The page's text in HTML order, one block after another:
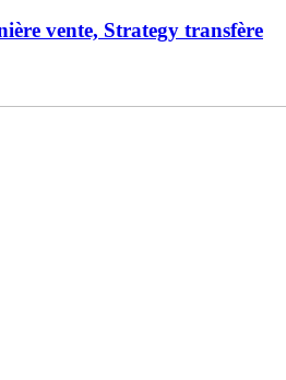
vente, Strategy transfère